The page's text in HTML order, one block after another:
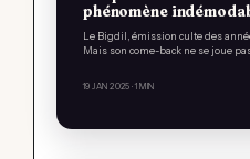
phénomène
Le Bigdil, émission culte des
Mais son come-back ne se joue
19 JAN 2025 · 1 MIN